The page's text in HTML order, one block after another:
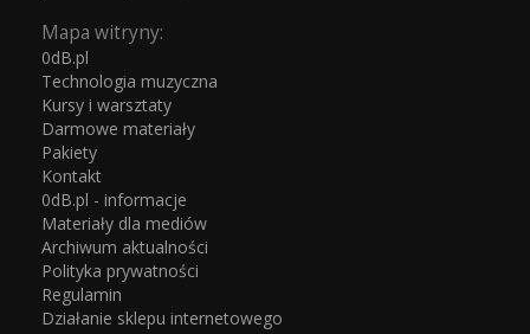
Mapa witryny:
0dB.pl
Technologia muzyczna
Kursy i warsztaty
Darmowe materiały
Pakiety
Kontakt
0dB.pl - informacje
Materiały dla mediów
Archiwum aktualności
Polityka prywatności
Regulamin
Działanie sklepu internetowego